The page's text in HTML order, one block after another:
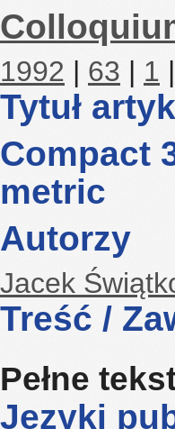
1992 | 63 | 1
Tytuł
Compact
metric
Autorzy
Jacek
Treść /
Pełne
Języki